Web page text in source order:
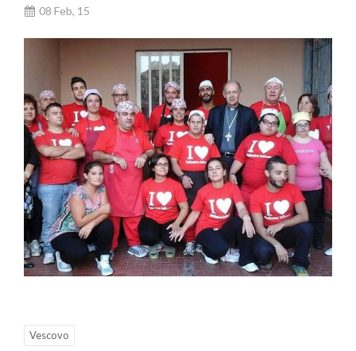
08 Feb, 15
Vescovo